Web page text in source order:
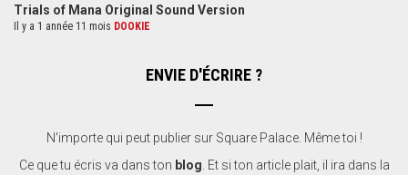
Trials of Mana Original Sound Version
Il y a 1 année 11 mois DOOKIE
ENVIE D'ÉCRIRE ?
N'importe qui peut publier sur Square Palace. Même toi !
Ce que tu écris va dans ton blog. Et si ton article plait, il ira dans la